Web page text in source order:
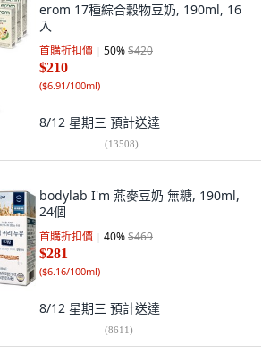
erom 17種綜合穀物豆奶, 190ml, 16
入
首購折扣價 50%$420
$210
($6.91/100ml)
8/12 星期三 預計送達
(13508)
bodylab I'm 燕麥豆奶 無糖, 190ml,
24個
首購折扣價 40%$469
$281
($6.16/100ml)
8/12 星期三 預計送達
(8611)